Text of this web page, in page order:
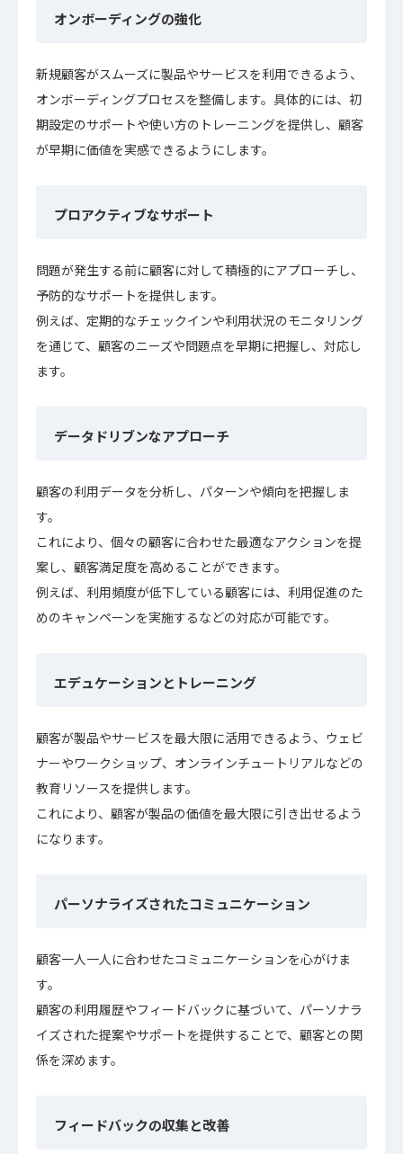
オンボーディングの強化
新規顧客がスムーズに製品やサービスを利用できるよう、
オンボーディングプロセスを整備します。具体的には、初
期設定のサポートや使い方のトレーニングを提供し、顧客
が早期に価値を実感できるようにします。
プロアクティブなサポート
問題が発生する前に顧客に対して積極的にアプローチし、
予防的なサポートを提供します。
例えば、定期的なチェックインや利用状況のモニタリング
を通じて、顧客のニーズや問題点を早期に把握し、対応し
ます。
データドリブンなアプローチ
顧客の利用データを分析し、パターンや傾向を把握しま
す。
これにより、個々の顧客に合わせた最適なアクションを提
案し、顧客満足度を高めることができます。
例えば、利用頻度が低下している顧客には、利用促進のた
めのキャンペーンを実施するなどの対応が可能です。
エデュケーションとトレーニング
顧客が製品やサービスを最大限に活用できるよう、ウェビ
ナーやワークショップ、オンラインチュートリアルなどの
教育リソースを提供します。
これにより、顧客が製品の価値を最大限に引き出せるよう
になります。
パーソナライズされたコミュニケーション
顧客一人一人に合わせたコミュニケーションを心がけま
す。
顧客の利用履歴やフィードバックに基づいて、パーソナラ
イズされた提案やサポートを提供することで、顧客との関
係を深めます。
フィードバックの収集と改善